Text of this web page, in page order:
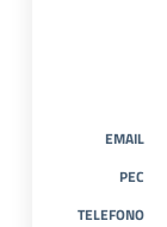
EMAIL
PEC
TELEFONO